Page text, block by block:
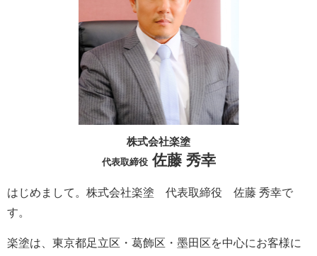
株式会社楽塗
代表取締役佐藤 秀幸
はじめまして。株式会社楽塗 代表取締役 佐藤 秀幸で
す。
楽塗は、東京都足立区・葛飾区・墨田区を中心にお客様に